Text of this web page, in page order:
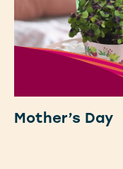
Mother’s Day